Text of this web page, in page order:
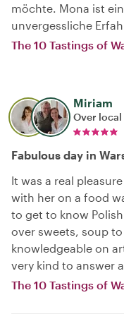
möchte. Mona ist
unvergessliche
The 10 Tastings of
Miriam
Over local
Fabulous day in
It was a real
with her on a food
to get to know
over sweets, soup
knowledgeable on
very kind to answer
The 10 Tastings of